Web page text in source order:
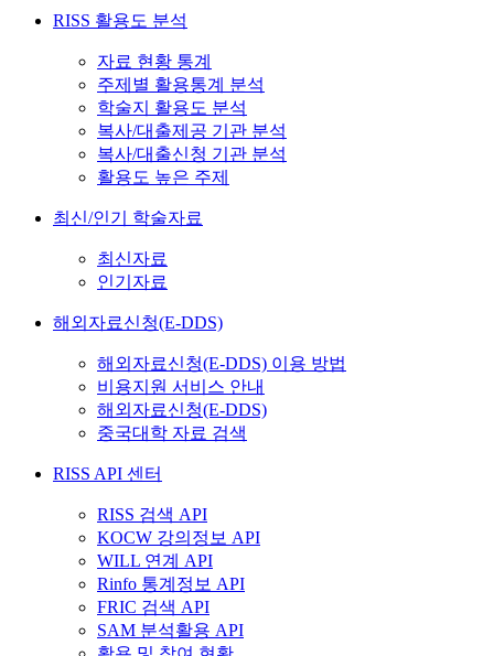
RISS 활용도 분석
자료 현황 통계
주제별 활용통계 분석
학술지 활용도 분석
복사/대출제공 기관 분석
복사/대출신청 기관 분석
활용도 높은 주제
최신/인기 학술자료
최신자료
인기자료
해외자료신청(E-DDS)
해외자료신청(E-DDS) 이용 방법
비용지원 서비스 안내
해외자료신청(E-DDS)
중국대학 자료 검색
RISS API 센터
RISS 검색 API
KOCW 강의정보 API
WILL 연계 API
Rinfo 통계정보 API
FRIC 검색 API
SAM 분석활용 API